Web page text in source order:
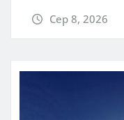
Сер 8, 2026